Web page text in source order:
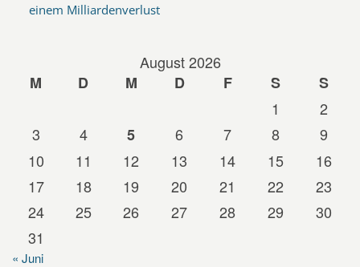
einem Milliardenverlust
August 2026
M
D M D F S
S
1
2
3
4 5 6 7 8
9
10
11 12 13 14 15
16
17
18 19 20 21 22
23
24
25 26 27 28 29
30
31
« Juni